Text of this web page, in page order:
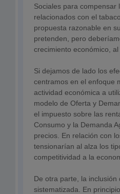
Sociales para compensar
relacionados con el
propuesta razonable en
pretenden, pero
crecimiento económico,
Si dejamos de lado los
centramos en el enfoque
actividad económica a
modelo de Oferta y
el impuesto sobre las
Consumo y la Demanda
precios. En relación con
tensionarían al alza los
competitividad a la
De otra parte, la
sistematizada. En